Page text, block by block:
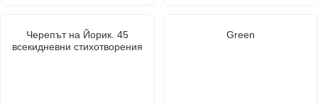
Черепът на Йорик. 45
всекидневни стихотворения
Green